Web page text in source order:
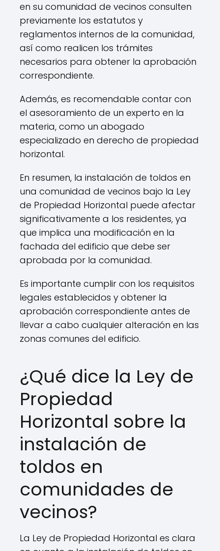
en su comunidad de vecinos consulten
previamente los estatutos y
reglamentos internos de la comunidad,
así como realicen los trámites
necesarios para obtener la aprobación
correspondiente.
Además, es recomendable contar con
el asesoramiento de un experto en la
materia, como un abogado
especializado en derecho de propiedad
horizontal.
En resumen, la instalación de toldos en
una comunidad de vecinos bajo la Ley
de Propiedad Horizontal puede afectar
significativamente a los residentes, ya
que implica una modificación en la
fachada del edificio que debe ser
aprobada por la comunidad.
Es importante cumplir con los requisitos
legales establecidos y obtener la
aprobación correspondiente antes de
llevar a cabo cualquier alteración en las
zonas comunes del edificio.
¿Qué dice la Ley de
Propiedad
Horizontal sobre la
instalación de
toldos en
comunidades de
vecinos?
La Ley de Propiedad Horizontal es clara